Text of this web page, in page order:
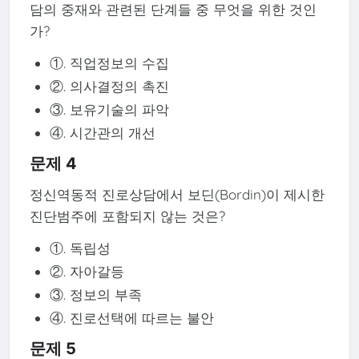
담의 중재와 관련된 단계들 중 무엇을 위한 것인
가?
①. 직업정보의 수집
②. 의사결정의 촉진
③. 보유기술의 파악
④. 시간관의 개선
문제 4
정신역동적 진로상담에서 보딘(Bordin)이 제시한
진단범주에 포함되지 않는 것은?
①. 독립성
②. 자아갈등
③. 정보의 부족
④. 진로선택에 따르는 불안
문제 5